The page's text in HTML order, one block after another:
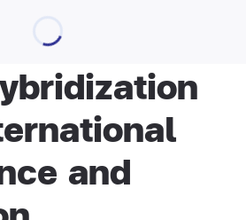
and